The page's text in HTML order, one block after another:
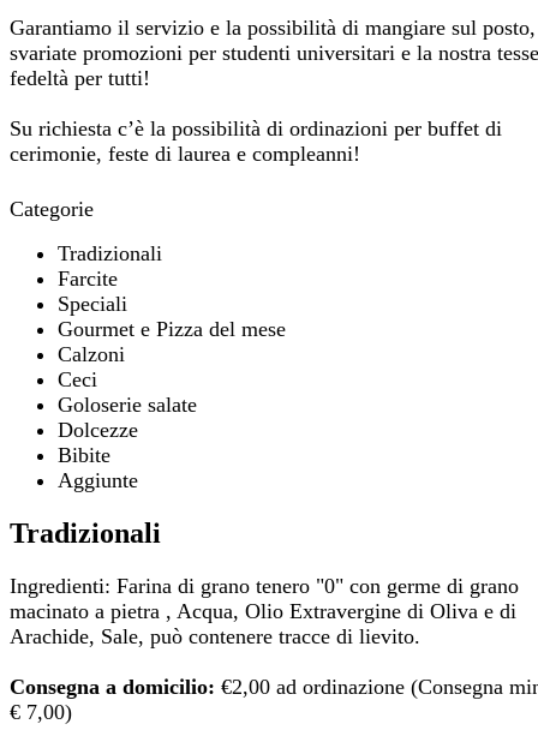
Garantiamo il servizio e la possibilità di mangiare sul
svariate promozioni per studenti universitari e la nostra
fedeltà per tutti!
Su richiesta c’è la possibilità di ordinazioni per buffet di
cerimonie, feste di laurea e compleanni!
Categorie
Tradizionali
Farcite
Speciali
Gourmet e Pizza del mese
Calzoni
Ceci
Goloserie salate
Dolcezze
Bibite
Aggiunte
Tradizionali
Ingredienti: Farina di grano tenero "0" con germe di grano
macinato a pietra , Acqua, Olio Extravergine di Oliva e di
Arachide, Sale, può contenere tracce di lievito.
Consegna a domicilio: €2,00 ad ordinazione (Consegna
€ 7,00)